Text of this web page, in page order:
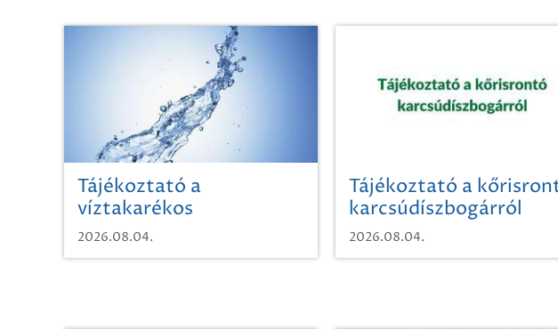
Tájékoztató a
víztakarékos
vízhasználatról
2026.08.04.
Tájékoztató a
karcsúdíszbogárról
2026.08.04.